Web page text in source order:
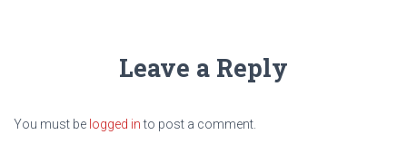
Leave a Reply
You must be logged into post a comment.